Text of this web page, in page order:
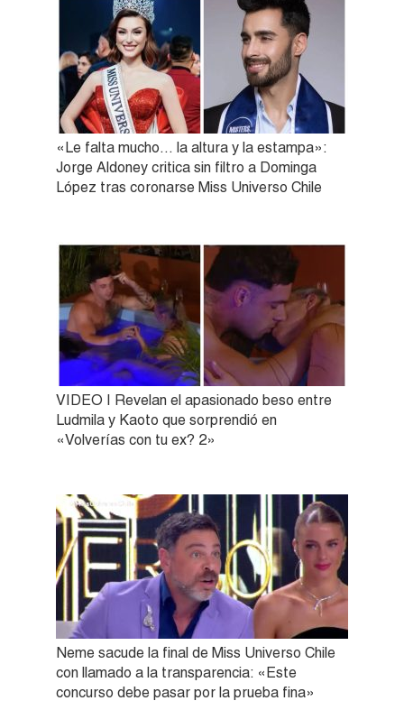
«Le falta mucho… la altura y la estampa»:
Jorge Aldoney critica sin filtro a Dominga
López tras coronarse Miss Universo Chile
VIDEO | Revelan el apasionado beso entre
Ludmila y Kaoto que sorprendió en
«Volverías con tu ex? 2»
Neme sacude la final de Miss Universo Chile
con llamado a la transparencia: «Este
concurso debe pasar por la prueba fina»